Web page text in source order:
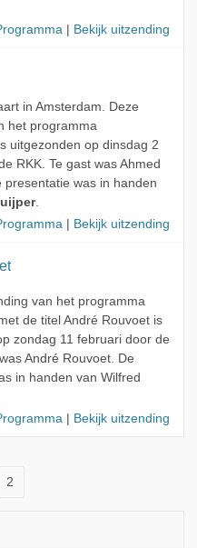
Bekijk uitzending
in Amsterdam. Deze
het programma
uitgezonden op dinsdag 2
RKK. Te gast was Ahmed
presentatie was in handen
.
Bekijk uitzending
van het programma
de titel André Rouvoet is
zondag 11 februari door de
André Rouvoet. De
in handen van Wilfred
Bekijk uitzending
2